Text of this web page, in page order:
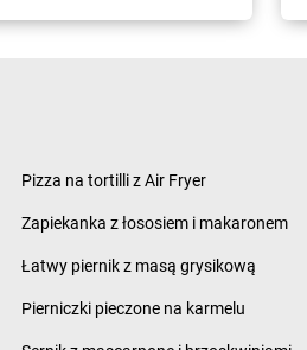
Pizza na tortilli z Air Fryer
Zapiekanka z łososiem i makaronem
Łatwy piernik z masą grysikową
Pierniczki pieczone na karmelu